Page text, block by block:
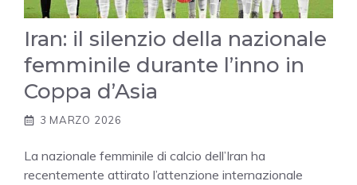
Iran: il silenzio della nazionale
femminile durante l’inno in
Coppa d’Asia
3 MARZO 2026
La nazionale femminile di calcio dell’Iran ha
recentemente attirato l’attenzione internazionale